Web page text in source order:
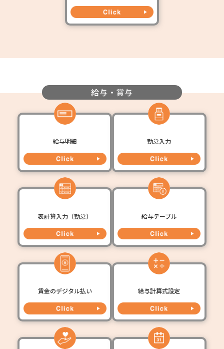
給与・賞与
給与明細 勤怠入力
表計算入力（勤怠） 給与テーブル
賃金のデジタル払い 給与計算式設定